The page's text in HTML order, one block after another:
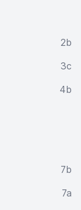
2b
3c
4b
7b
7a